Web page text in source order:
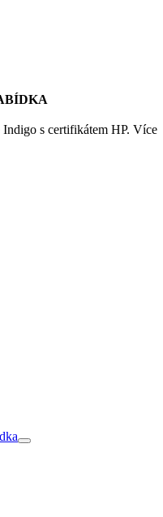
Indigo s certifikátem HP. Více